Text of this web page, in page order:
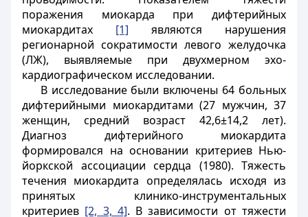
поражения миокарда при дифтерийных
миокардитах [1] являются нарушения
регионарной сократимости левого желудочка
(ЛЖ), выявляемые при двухмерном эхо-
кардиографическом исследовании.
В исследование были включены 64 больных
дифтерийными миокардитами (27 мужчин, 37
женщин, средний возраст 42,6±14,2 лет).
Диагноз дифтерийного миокардита
формировался на основании критериев Нью-
йоркской ассоциации сердца (1980). Тяжесть
течения миокардита определялась исходя из
принятых клинико-инструментальных
критериев [2, 3, 4]. В зависимости от тяжести